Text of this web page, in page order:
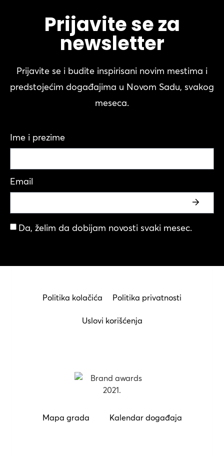
Prijavite se za
newsletter
Prijavite se i budite inspirisani novim mestima i
predstojećim događajima u Novom Sadu, svakog
meseca.
Ime i prezime
Email
Da, želim da dobijam novosti svaki mesec.
Politika kolačića Politika privatnosti
Uslovi korišćenja
Mapa grada Kalendar događaja